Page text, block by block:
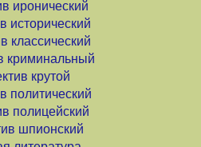
иронический
исторический
классический
криминальный
крутой
политический
полицейский
шпионский